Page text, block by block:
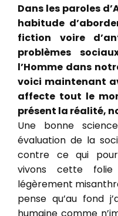
Dans les paroles
habitude
fiction voire
problèmes
l’Homme dans
voici maintenant
affecte tout le
présent la réalité,
Une bonne
évaluation de la
contre ce qui
vivons cette
légèrement
pense qu’au fond
humaine comme